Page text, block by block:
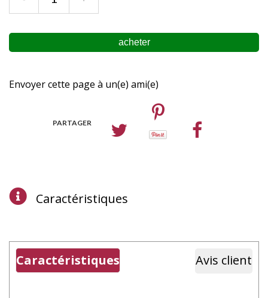
Envoyer cette page à un(e) ami(e)
PARTAGER
Caractéristiques
Caractéristiques Avis client